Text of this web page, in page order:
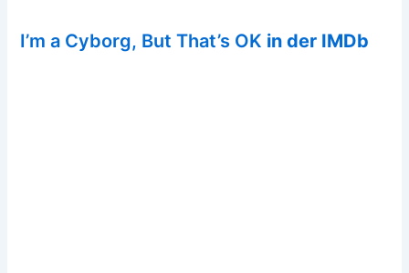
I’m a Cyborg, But That’s OK in der IMDb